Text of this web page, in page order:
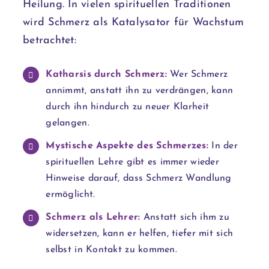
Heilung. In vielen spirituellen Traditionen
wird Schmerz als Katalysator für Wachstum
betrachtet:
Katharsis durch Schmerz:Wer Schmerz
annimmt, anstatt ihn zu verdrängen, kann
durch ihn hindurch zu neuer Klarheit
gelangen.
Mystische Aspekte des Schmerzes: In der
spirituellen Lehre gibt es immer wieder
Hinweise darauf, dass Schmerz Wandlung
ermöglicht.
Schmerz als Lehrer: Anstatt sich ihm zu
widersetzen, kann er helfen, tiefer mit sich
selbst in Kontakt zu kommen.